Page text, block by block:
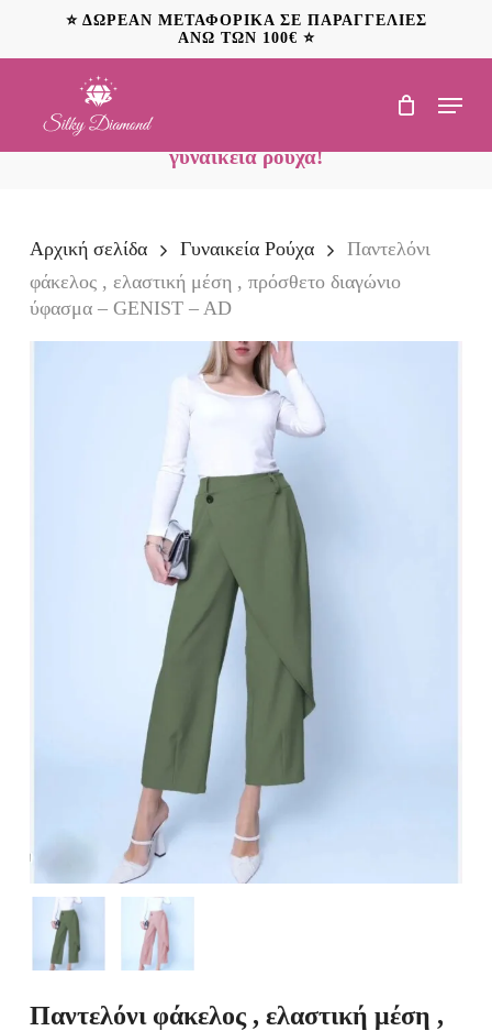
main
⭐ ΔΩΡΕΑΝ ΜΕΤΑΦΟΡΙΚΑ ΣΕ ΠΑΡΑΓΓΕΛΙΕΣ
ΑΝΩ ΤΩΝ 100€ ⭐
Menu
NEO: Ανακαλύψτε
γυναικεία ρούχα!
Αρχική σελίδα Γυναικεία Ρούχα
Παντελόνι
φάκελος , ελαστική μέση , πρόσθετο διαγώνιο
ύφασμα – GENIST – AD
Παντελόνι φάκελος , ελαστική μέση ,